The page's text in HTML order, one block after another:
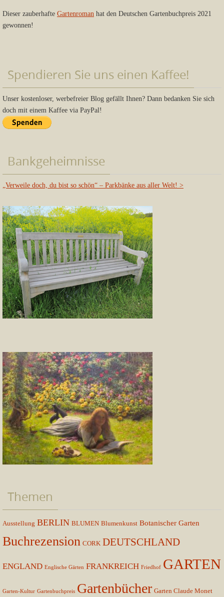
Dieser zauberhafte Gartenroman hat den Deutschen Gartenbuchpreis 2021
gewonnen!
Spendieren Sie uns einen Kaffee!
Unser kostenloser, werbefreier Blog gefällt Ihnen? Dann bedanken Sie sich
doch mit einem Kaffee via PayPal!
Bankgeheimnisse
„Verweile doch, du bist so schön“ – Parkbänke aus aller Welt! >
Themen
Ausstellung BERLIN BLUMEN Blumenkunst Botanischer Garten
Buchrezension CORK DEUTSCHLAND
ENGLAND Englische Gärten FRANKREICH Friedhof GARTEN
Garten-Kultur Gartenbuchpreis Gartenbücher Garten Claude Monet